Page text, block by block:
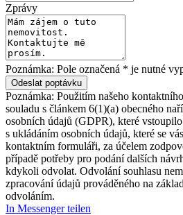
Zprávy
Poznámka: Pole označená * je nutné
Poznámka: Použitím našeho
souladu s článkem 6(1)(a) obecného
osobních údajů (GDPR), které
s ukládáním osobních údajů, které se
kontaktním formuláři, za účelem
případě potřeby pro podání dalších
kdykoli odvolat. Odvolání souhlasu
zpracování údajů prováděného na
odvoláním.
In Messenger teilen